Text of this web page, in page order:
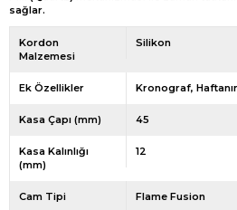
sağlar.
Kordon
Malzemesi
Silikon
Ek Özellikler Kronograf
Kasa Çapı (mm) 45
Kasa Kalınlığı
(mm)
12
Cam Tipi Flame Fusion